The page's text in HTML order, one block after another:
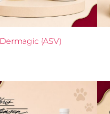
Dermagic (ASV)